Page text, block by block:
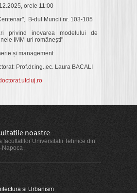
orele 11:00
B-dul Muncii nr. 103-105
privind inovarea modelului de
IMM-uri românești"
și management
Prof.dr.ing.,ec. Laura BACALI
noastre
facultatilor Universitatii Tehnice din
Napoca
si Urbanism